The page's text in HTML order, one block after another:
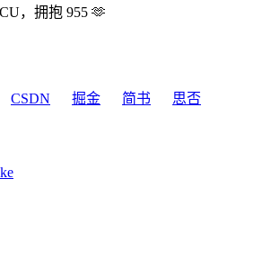
，拥抱 955 🫶
CSDN 掘金 简书
思否